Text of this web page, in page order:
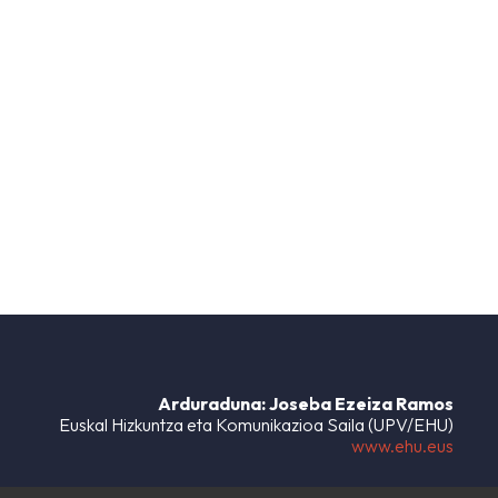
Arduraduna: Joseba Ezeiza Ramos
Euskal Hizkuntza eta Komunikazioa Saila (UPV/EHU)
www.ehu.eus